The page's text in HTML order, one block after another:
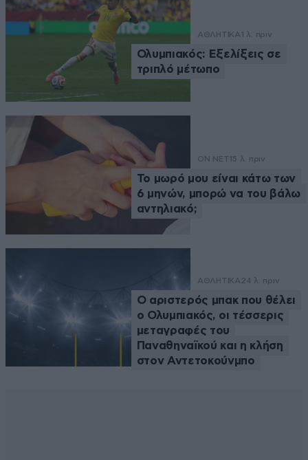
ΑΘΛΗΤΙΚΑ 1 λ. πριν
Ολυμπιακός: Εξελίξεις σε
τριπλό μέτωπο
ON NET 15 λ. πριν
Το μωρό μου είναι κάτω των
6 μηνών, μπορώ να του βάλω
αντηλιακό;
ΑΘΛΗΤΙΚΑ24 λ. πριν
Ο αριστερός μπακ που θέλει
ο Ολυμπιακός, οι τέσσερις
μεταγραφές του
Παναθηναϊκού και η κλήση
στον Αντετοκούνμπο